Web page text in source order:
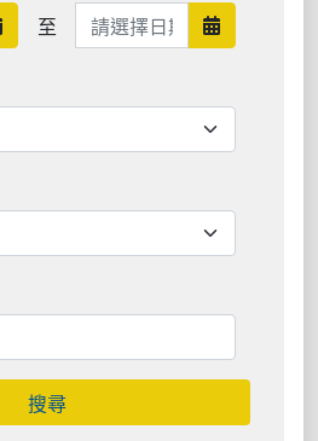
日期範圍開始
至 日期範圍結束 日期範圍